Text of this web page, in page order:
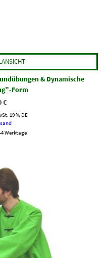
& Dynamische
Form
€
19 % DE
Werktage